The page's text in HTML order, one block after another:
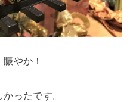
やか！
ったです。